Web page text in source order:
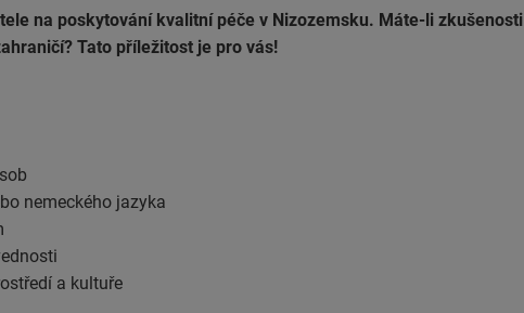
na poskytování kvalitní péče v Nizozemsku. Máte-li zkušenosti
Tato příležitost je pro vás!
nemeckého jazyka
a kultuře